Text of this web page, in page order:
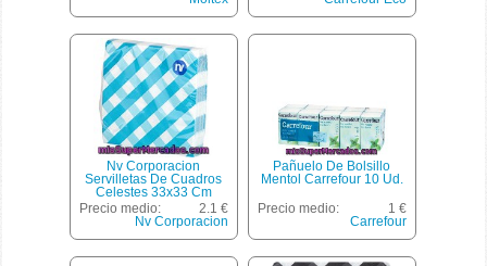
Nv Corporacion
Servilletas De Cuadros
Celestes 33x33 Cm
Paquete 20 Unidades
Precio medio:
2.1 €
Nv Corporacion
Pañuelo De Bolsillo
Mentol Carrefour 10 Ud.
Precio medio:
1 €
Carrefour